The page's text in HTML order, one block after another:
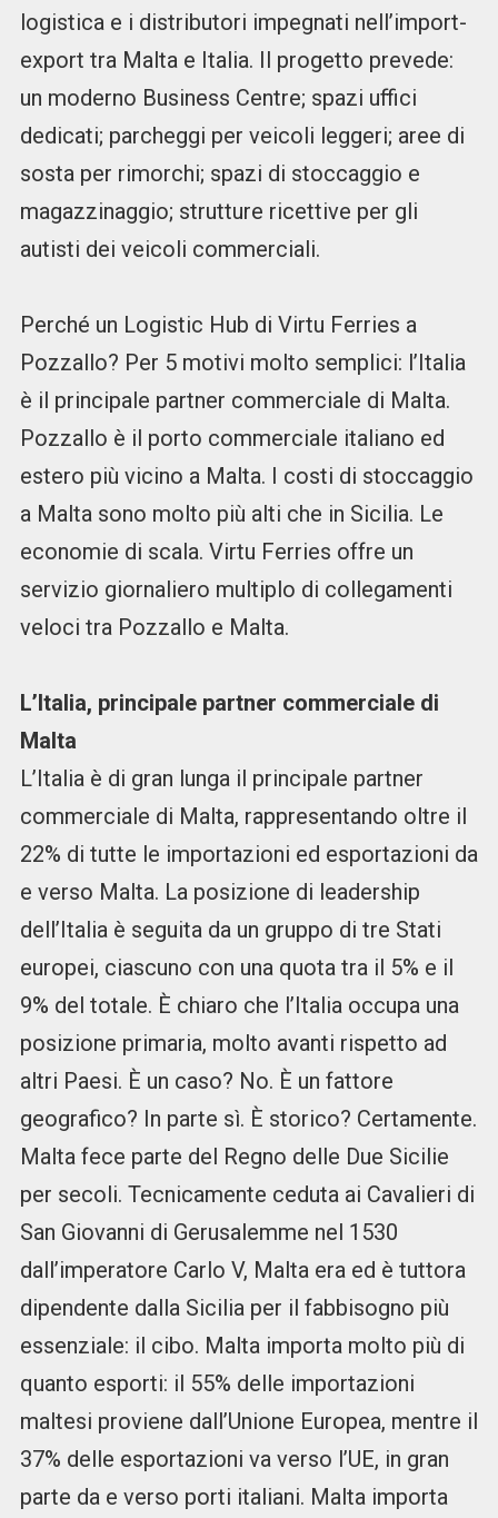
logistica e i distributori impegnati nell’import-
export tra Malta e Italia. Il progetto prevede:
un moderno Business Centre; spazi uffici
dedicati; parcheggi per veicoli leggeri; aree di
sosta per rimorchi; spazi di stoccaggio e
magazzinaggio; strutture ricettive per gli
autisti dei veicoli commerciali.
Perché un Logistic Hub di Virtu Ferries a
Pozzallo? Per 5 motivi molto semplici: l’Italia
è il principale partner commerciale di Malta.
Pozzallo è il porto commerciale italiano ed
estero più vicino a Malta. I costi di stoccaggio
a Malta sono molto più alti che in Sicilia. Le
economie di scala. Virtu Ferries offre un
servizio giornaliero multiplo di collegamenti
veloci tra Pozzallo e Malta.
L’Italia, principale partner commerciale di
Malta
L’Italia è di gran lunga il principale partner
commerciale di Malta, rappresentando oltre il
22% di tutte le importazioni ed esportazioni da
e verso Malta. La posizione di leadership
dell’Italia è seguita da un gruppo di tre Stati
europei, ciascuno con una quota tra il 5% e il
9% del totale. È chiaro che l’Italia occupa una
posizione primaria, molto avanti rispetto ad
altri Paesi. È un caso? No. È un fattore
geografico? In parte sì. È storico? Certamente.
Malta fece parte del Regno delle Due Sicilie
per secoli. Tecnicamente ceduta ai Cavalieri di
San Giovanni di Gerusalemme nel 1530
dall’imperatore Carlo V, Malta era ed è tuttora
dipendente dalla Sicilia per il fabbisogno più
essenziale: il cibo. Malta importa molto più di
quanto esporti: il 55% delle importazioni
maltesi proviene dall’Unione Europea, mentre il
37% delle esportazioni va verso l’UE, in gran
parte da e verso porti italiani. Malta importa